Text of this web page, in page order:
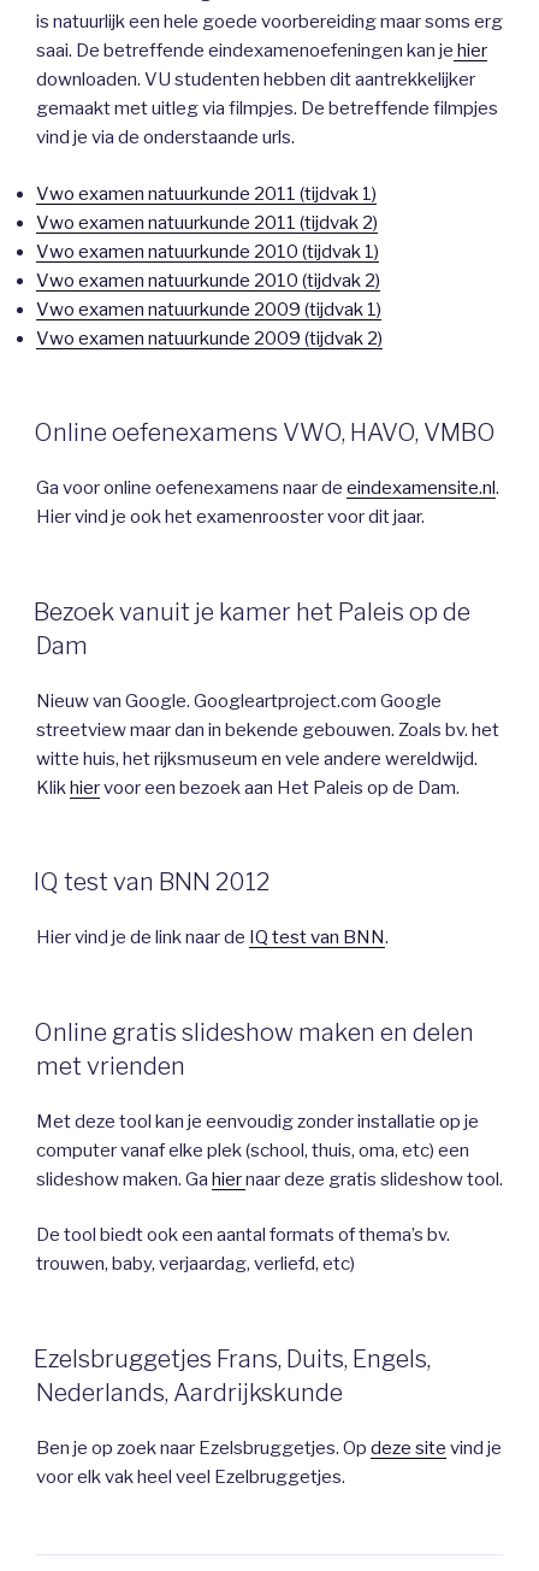
is natuurlijk een hele goede voorbereiding maar soms erg
saai. De betreffende eindexamenoefeningen kan je hier
downloaden. VU studenten hebben dit aantrekkelijker
gemaakt met uitleg via filmpjes. De betreffende filmpjes
vind je via de onderstaande urls.
Vwo examen natuurkunde 2011 (tijdvak 1)
Vwo examen natuurkunde 2011 (tijdvak 2)
Vwo examen natuurkunde 2010 (tijdvak 1)
Vwo examen natuurkunde 2010 (tijdvak 2)
Vwo examen natuurkunde 2009 (tijdvak 1)
Vwo examen natuurkunde 2009 (tijdvak 2)
Online oefenexamens VWO, HAVO, VMBO
Ga voor online oefenexamens naar de eindexamensite.nl.
Hier vind je ook het examenrooster voor dit jaar.
Bezoek vanuit je kamer het Paleis op de
Dam
Nieuw van Google. Googleartproject.com Google
streetview maar dan in bekende gebouwen. Zoals bv. het
witte huis, het rijksmuseum en vele andere wereldwijd.
Klik hiervoor een bezoek aan Het Paleis op de Dam.
IQ test van BNN 2012
Hier vind je de link naar de IQ test van BNN.
Online gratis slideshow maken en delen
met vrienden
Met deze tool kan je eenvoudig zonder installatie op je
computer vanaf elke plek (school, thuis, oma, etc) een
slideshow maken. Ga hiernaar deze gratis slideshow tool.
De tool biedt ook een aantal formats of thema’s bv.
trouwen, baby, verjaardag, verliefd, etc)
Ezelsbruggetjes Frans, Duits, Engels,
Nederlands, Aardrijkskunde
Ben je op zoek naar Ezelsbruggetjes. Op deze site vind je
voor elk vak heel veel Ezelbruggetjes.